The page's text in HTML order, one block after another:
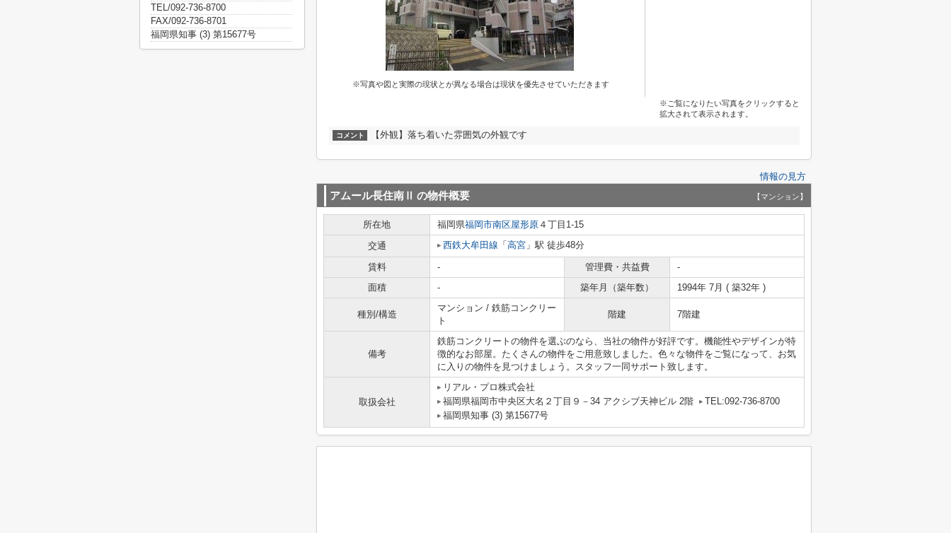
※写真や図と実際の現状とが異なる場合は現状を優先させていただきます
※ご覧になりたい写真をクリックすると
拡大されて表示されます。
コメント 【外観】落ち着いた雰囲気の外観です
情報の見方
アムール長住南Ⅱ の物件概要 【マンション】
所在地 福岡県福岡市南区屋形原 ４丁目1-15
交通
西鉄大牟田線 「 高宮 」駅 徒歩48分
賃料 - 管理費・共益費
-
面積
- 築年月（築年数） 1994年 7月 ( 築32年 )
種別/構造
マンション / 鉄筋コンクリー
ト
階建 7階建
備考
鉄筋コンクリートの物件を選ぶのなら、当社の物件が好評です。機能性やデザインが特
徴的なお部屋。たくさんの物件をご用意致しました。色々な物件をご覧になって、お気
に入りの物件を見つけましょう。スタッフ一同サポート致します。
取扱会社
リアル・プロ株式会社
福岡県福岡市中央区大名２丁目９－34 アクシブ天神ビル 2階
TEL:092-736-8700
福岡県知事 (3) 第15677号
TEL/092-736-8700
FAX/092-736-8701
福岡県知事 (3) 第15677号